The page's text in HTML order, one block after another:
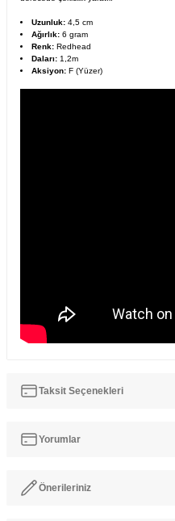
Uzunluk: 4,5 cm
Ağırlık: 6 gram
Renk: Redhead
Daları: 1,2m
Aksiyon: F (Yüzer)
Taksit Seçenekleri
Yorumlar
Önerileriniz